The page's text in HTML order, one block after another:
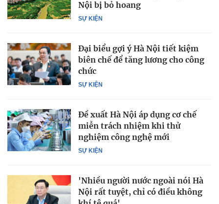
SỰ KIỆN
Nội bị bỏ hoang
SỰ KIỆN
Đại biểu gợi ý Hà Nội tiết kiệm
biên chế để tăng lương cho công
chức
SỰ KIỆN
Đề xuất Hà Nội áp dụng cơ chế
miễn trách nhiệm khi thử
nghiệm công nghệ mới
'Nhiều người nước ngoài nói Hà
Nội rất tuyệt, chỉ có điều không